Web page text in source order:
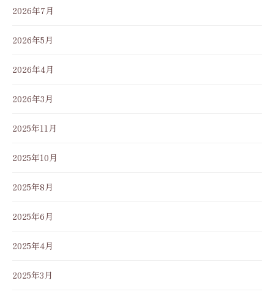
2026年7月
2026年5月
2026年4月
2026年3月
2025年11月
2025年10月
2025年8月
2025年6月
2025年4月
2025年3月